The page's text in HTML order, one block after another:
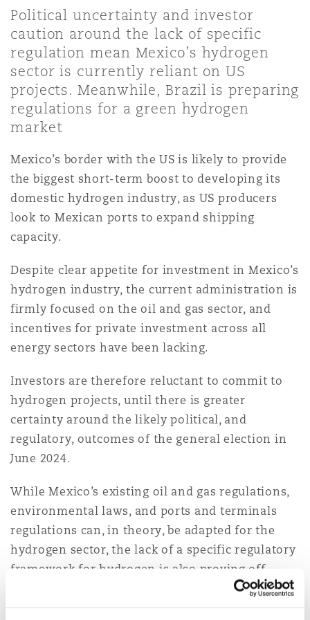
Entretien, réparation et
Droit aérien commercial
Satellites et espace
Couverture d’assurance
Droit maritime
Risques politiques et crédit
Responsabilité du fabricant
Réassurance
Assurance spécialisée
Bator
Jersey
York
County
Francisco
The St Botolph Building
2 New Bailey
Political uncertainty and investor
caution around the lack of specific
regulation mean Mexico’s hydrogen
sector is currently reliant on US
projects. Meanwhile, Brazil is preparing
regulations for a green hydrogen
market
Mexico’s border with the US is likely to provide
the biggest short-term boost to developing its
domestic hydrogen industry, as US producers
look to Mexican ports to expand shipping
capacity.
Despite clear appetite for investment in Mexico’s
hydrogen industry, the current administration is
firmly focused on the oil and gas sector, and
incentives for private investment across all
energy sectors have been lacking.
Investors are therefore reluctant to commit to
hydrogen projects, until there is greater
certainty around the likely political, and
regulatory, outcomes of the general election in
June 2024.
While Mexico’s existing oil and gas regulations,
environmental laws, and ports and terminals
regulations can, in theory, be adapted for the
hydrogen sector, the lack of a specific regulatory
framework for hydrogen is also proving off-